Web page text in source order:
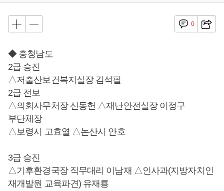
0
◆ 충청남도
2급 승진
△저출산보건복지실장 김석필
2급 전보
△의회사무처장 신동헌 △재난안전실장 이정구
부단체장
△보령시 고효열 △논산시 안호
3급 승진
△기후환경국장 직무대리 이남재 △인사과(지방자치인
재개발원 교육파견) 유재룡